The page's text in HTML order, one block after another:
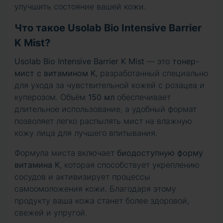
улучшить состояние вашей кожи.
Что такое Usolab Bio Intensive Barrier
K Mist?
Usolab Bio Intensive Barrier K Mist — это тонер-
мист с витамином K, разработанный специально
для ухода за чувствительной кожей с розацеа и
куперозом. Объём 150 мл обеспечивает
длительное использование, а удобный формат
позволяет легко распылять мист на влажную
кожу лица для лучшего впитывания.
Формула мистa включает биодоступную форму
витамина K, которая способствует укреплению
сосудов и активизирует процессы
самоомоложения кожи. Благодаря этому
продукту ваша кожа станет более здоровой,
свежей и упругой.